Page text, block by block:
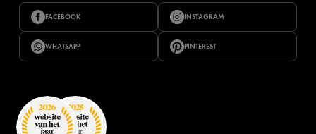
FACEBOOK INSTAGRAM
WHATSAPP PINTEREST